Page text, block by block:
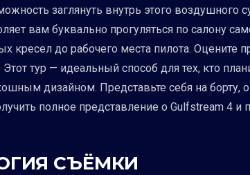
заглянуть внутрь этого воздушного
вам буквально прогуляться по салону
кресел до рабочего места пилота. Оцените
тур — идеальный способ для тех, кто
дизайном. Представьте себя на борту,
полное представление о Gulfstream 4 и
СЪЁМКИ